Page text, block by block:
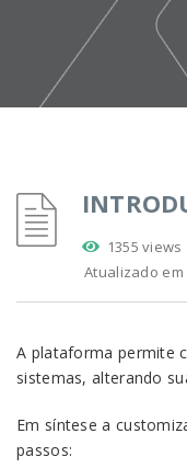
1355 views
Atualizado em
A plataforma permite
sistemas, alterando
Em síntese a
passos: